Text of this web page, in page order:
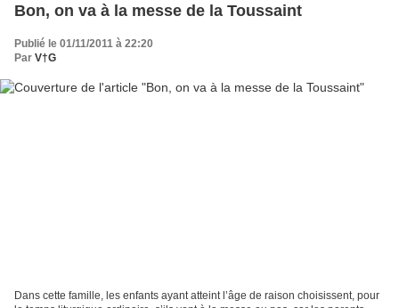
Bon, on va à la messe de la Toussaint
Publié le 01/11/2011 à 22:20
Par V†G
Dans cette famille, les enfants ayant atteint l’âge de raison choisissent, pour